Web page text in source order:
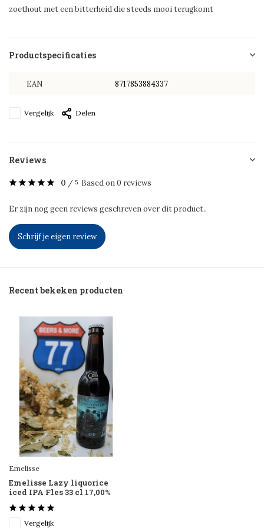
zoethout met een bitterheid die steeds mooi terugkomt
Productspecificaties
EAN 8717853884337
Vergelijk Delen
Reviews
0 / 5 Based on 0 reviews
Er zijn nog geen reviews geschreven over dit product..
Schrijf je eigen review
Recent bekeken producten
Emelisse
Emelisse Lazy liquorice
iced IPA Fles 33 cl 17,00%
Vergelijk